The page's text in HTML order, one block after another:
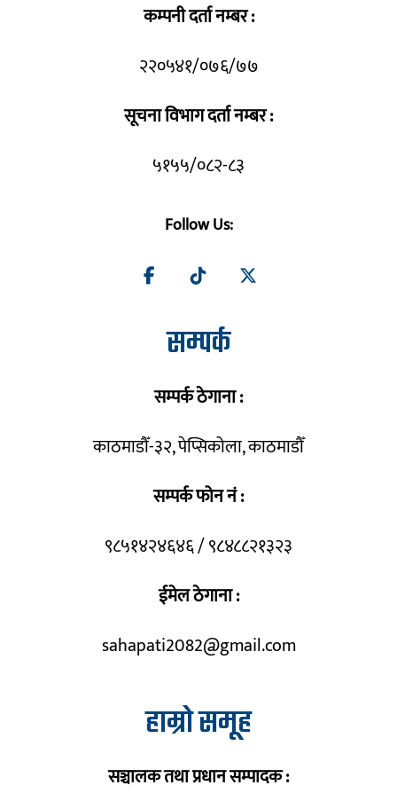
कम्पनी दर्ता नम्बर :
२२०५४१/०७६/७७
सूचना विभाग दर्ता नम्बर :
५१५५/०८२-८३
Follow Us:
सम्पर्क
सम्पर्क ठेगाना :
काठमाडौँ-३२, पेप्सिकोला, काठमाडौँ
सम्पर्क फोन नं :
९८५१४२४६४६ / ९८४८८२१३२३
ईमेल ठेगाना :
sahapati2082@gmail.com
हाम्रो समूह
सञ्चालक तथा प्रधान सम्पादक :